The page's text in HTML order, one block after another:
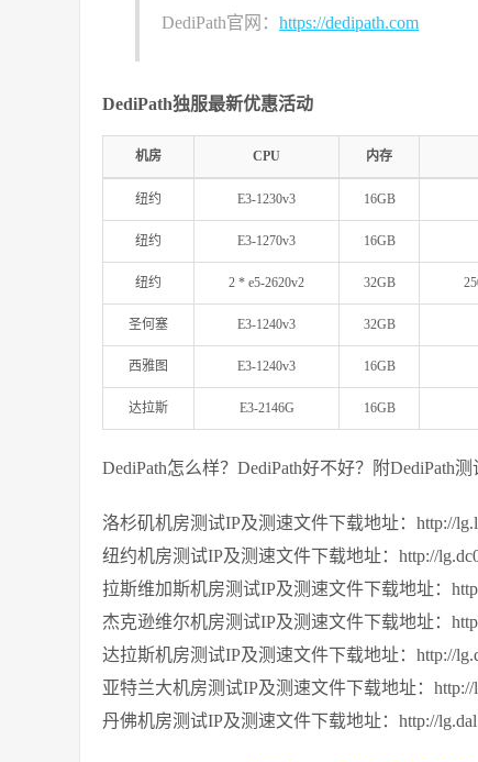
DediPath官网： https://dedipath.com
DediPath独服最新优惠活动
机房 CPU 内存
纽约 E3-1230v3 16GB
纽约 E3-1270v3 16GB
纽约 2 * e5-2620v2 32GB
圣何塞 E3-1240v3 32GB
西雅图 E3-1240v3 16GB
达拉斯 E3-2146G 16GB
DediPath怎么样？DediPath好不好？附DediPath
洛杉矶机房测试IP及测速文件下载地址：http://
纽约机房测试IP及测速文件下载地址：http://
拉斯维加斯机房测试IP及测速文件下载地址：
杰克逊维尔机房测试IP及测速文件下载地址：
达拉斯机房测试IP及测速文件下载地址：http://
亚特兰大机房测试IP及测速文件下载地址：http://
丹佛机房测试IP及测速文件下载地址：http://